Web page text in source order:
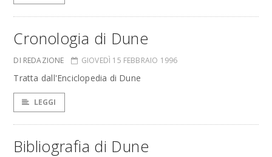
Cronologia di Dune
DI REDAZIONE GIOVEDÌ 15 FEBBRAIO 1996
Tratta dall'Enciclopedia di Dune
LEGGI
Bibliografia di Dune